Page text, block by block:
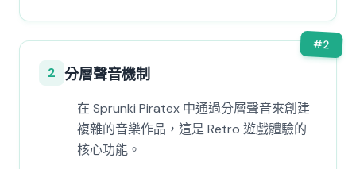
#2
2 分層聲音機制
在 Sprunki Piratex 中通過分層聲音來創建
複雜的音樂作品，這是 Retro 遊戲體驗的
核心功能。